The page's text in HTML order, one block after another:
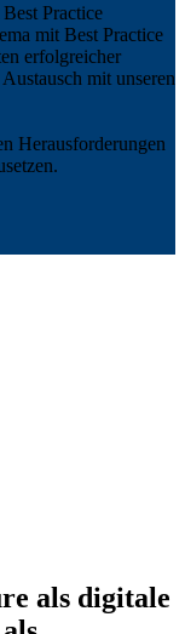
Practice
mit Best Practice
erfolgreicher
mit unseren
Herausforderungen
als digitale